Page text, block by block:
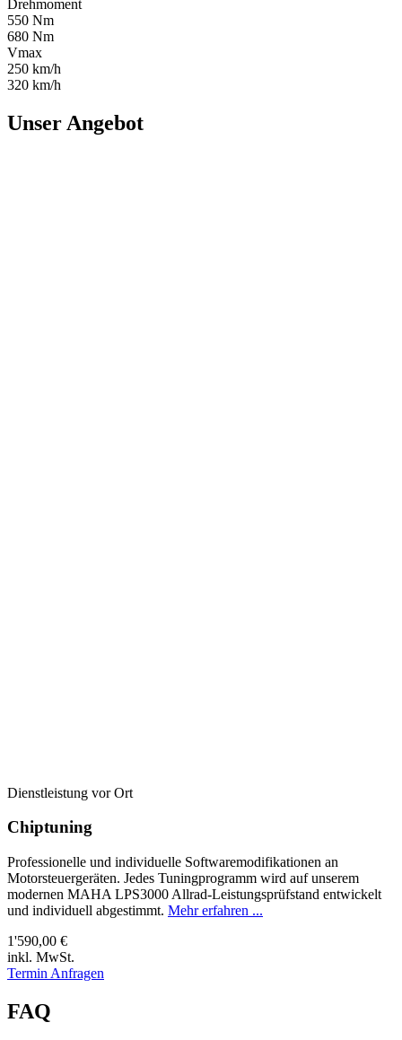
Drehmoment
550 Nm
680 Nm
Vmax
250 km/h
320 km/h
Unser Angebot
Dienstleistung vor Ort
Chiptuning
Professionelle und individuelle Softwaremodifikationen an
Motorsteuergeräten. Jedes Tuningprogramm wird auf unserem
modernen MAHA LPS3000 Allrad-Leistungsprüfstand entwickelt
und individuell abgestimmt. Mehr erfahren ...
1'590,00 €
inkl. MwSt.
Termin Anfragen
FAQ